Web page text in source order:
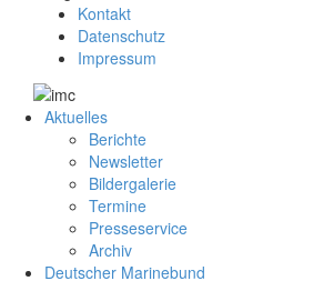
Kontakt
Datenschutz
Impressum
Aktuelles
Berichte
Newsletter
Bildergalerie
Termine
Presseservice
Archiv
Deutscher Marinebund